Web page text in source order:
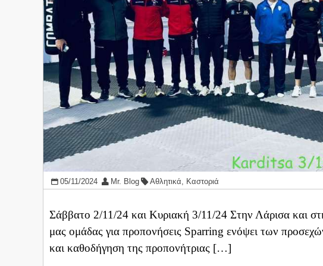
05/11/2024 Mr. Blog Αθλητικά, Καστοριά
Σάββατο 2/11/24 και Κυριακή 3/11/24 Στην Λάρισα και
μας ομάδας για προπονήσεις Sparring ενόψει των
και καθοδήγηση της προπονήτριας […]